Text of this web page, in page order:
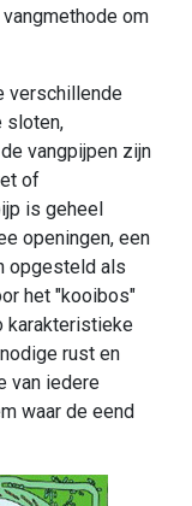
om
verschillende
sloten,
vangpijpen zijn
of
is geheel
openingen, een
opgesteld als
het "kooibos"
karakteristieke
rust en
van iedere
waar de eend